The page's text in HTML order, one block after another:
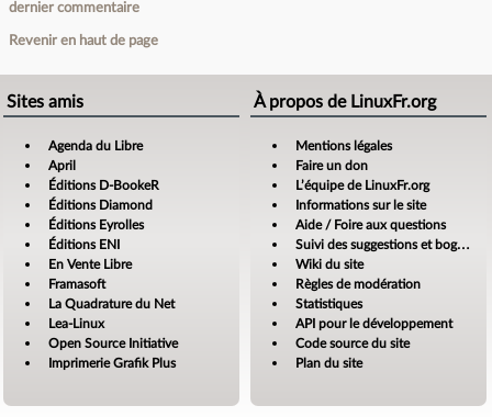
dernier commentaire
Revenir en haut de page
Sites amis
Agenda du Libre
April
Éditions D-BookeR
Éditions Diamond
Éditions Eyrolles
Éditions ENI
En Vente Libre
Framasoft
La Quadrature du Net
Lea-Linux
Open Source Initiative
Imprimerie Grafik Plus
À propos de LinuxFr.org
Mentions légales
Faire un don
L’équipe de LinuxFr.org
Informations sur le site
Aide / Foire aux questions
Suivi des suggestions et bogues
Wiki du site
Règles de modération
Statistiques
API pour le développement
Code source du site
Plan du site